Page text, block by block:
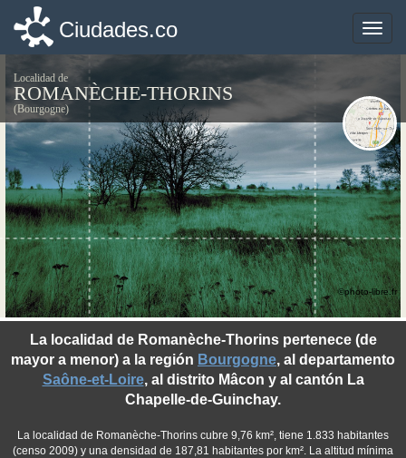
Toggle
Ciudades.co
Localidad de
ROMANÈCHE-THORINS
(Bourgogne)
La localidad de Romanèche-Thorins pertenece (de
mayor a menor) a la región Bourgogne, al departamento
Saône-et-Loire, al distrito Mâcon y al cantón La
Chapelle-de-Guinchay.
La localidad de Romanèche-Thorins cubre 9,76 km², tiene 1.833 habitantes
(censo 2009) y una densidad de 187,81 habitantes por km². La altitud mínima
©photo-libre.fr
Toggle
Ciudades.co